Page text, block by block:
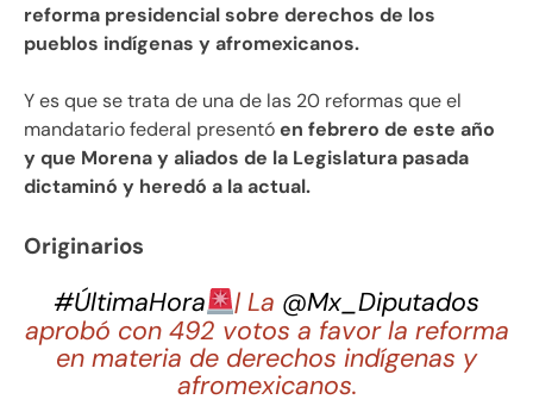
reforma presidencial sobre derechos de los
pueblos indígenas y afromexicanos.
Y es que se trata de una de las 20 reformas que el
mandatario federal presentóen febrero de este año
y que Morena y aliados de la Legislatura pasada
dictaminó y heredó a la actual.
Originarios
#ÚltimaHora | La @Mx_Diputados
aprobó con 492 votos a favor la reforma
en materia de derechos indígenas y
afromexicanos.